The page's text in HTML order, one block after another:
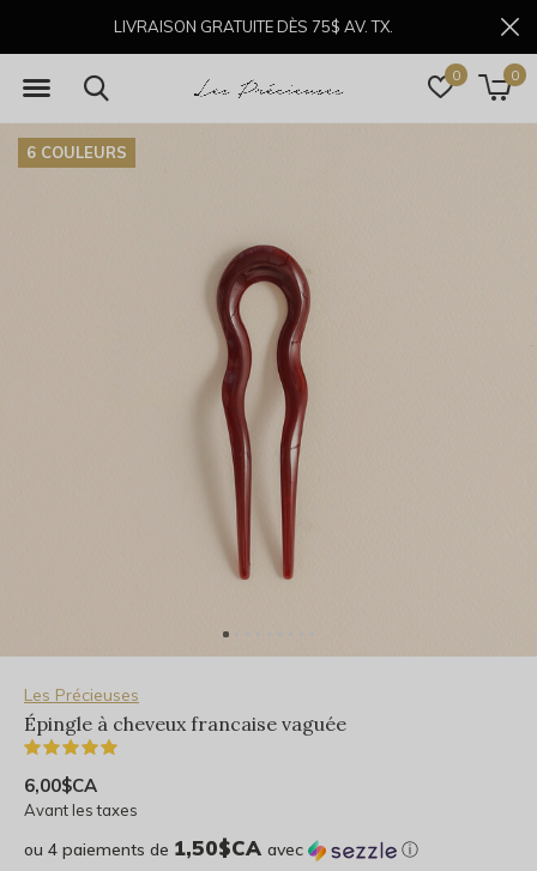
0 0
LIVRAISON GRATUITE DÈS 75$ AV. TX.
6 COULEURS
Les Précieuses
Épingle à cheveux francaise vaguée
6,00$CA
Avant les taxes
ou 4 paiements de 1,50$CA avec ⓘ